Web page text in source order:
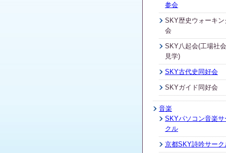
参会
SKY歴史ウォーキン
会
SKY八起会(工場社会
見学)
SKY古代史同好会
SKYガイド同好会
音楽
SKYパソコン音楽サ
クル
京都SKY詩吟サーク